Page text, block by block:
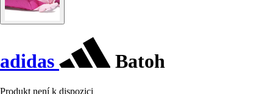
adidas Batoh
Produkt není k dispozici